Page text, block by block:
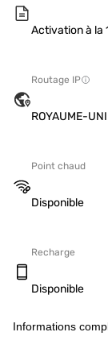
Activation à la
Routage IP
ROYAUME-UNI
Point chaud
Disponible
Recharge
Disponible
Informations